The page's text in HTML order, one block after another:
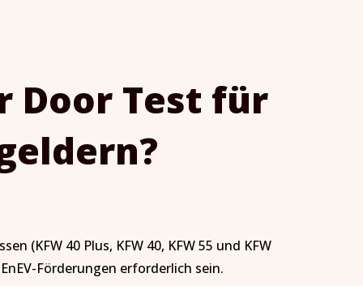
Door Test für
(KFW 40 Plus, KFW 40, KFW 55 und KFW
Förderungen erforderlich sein.